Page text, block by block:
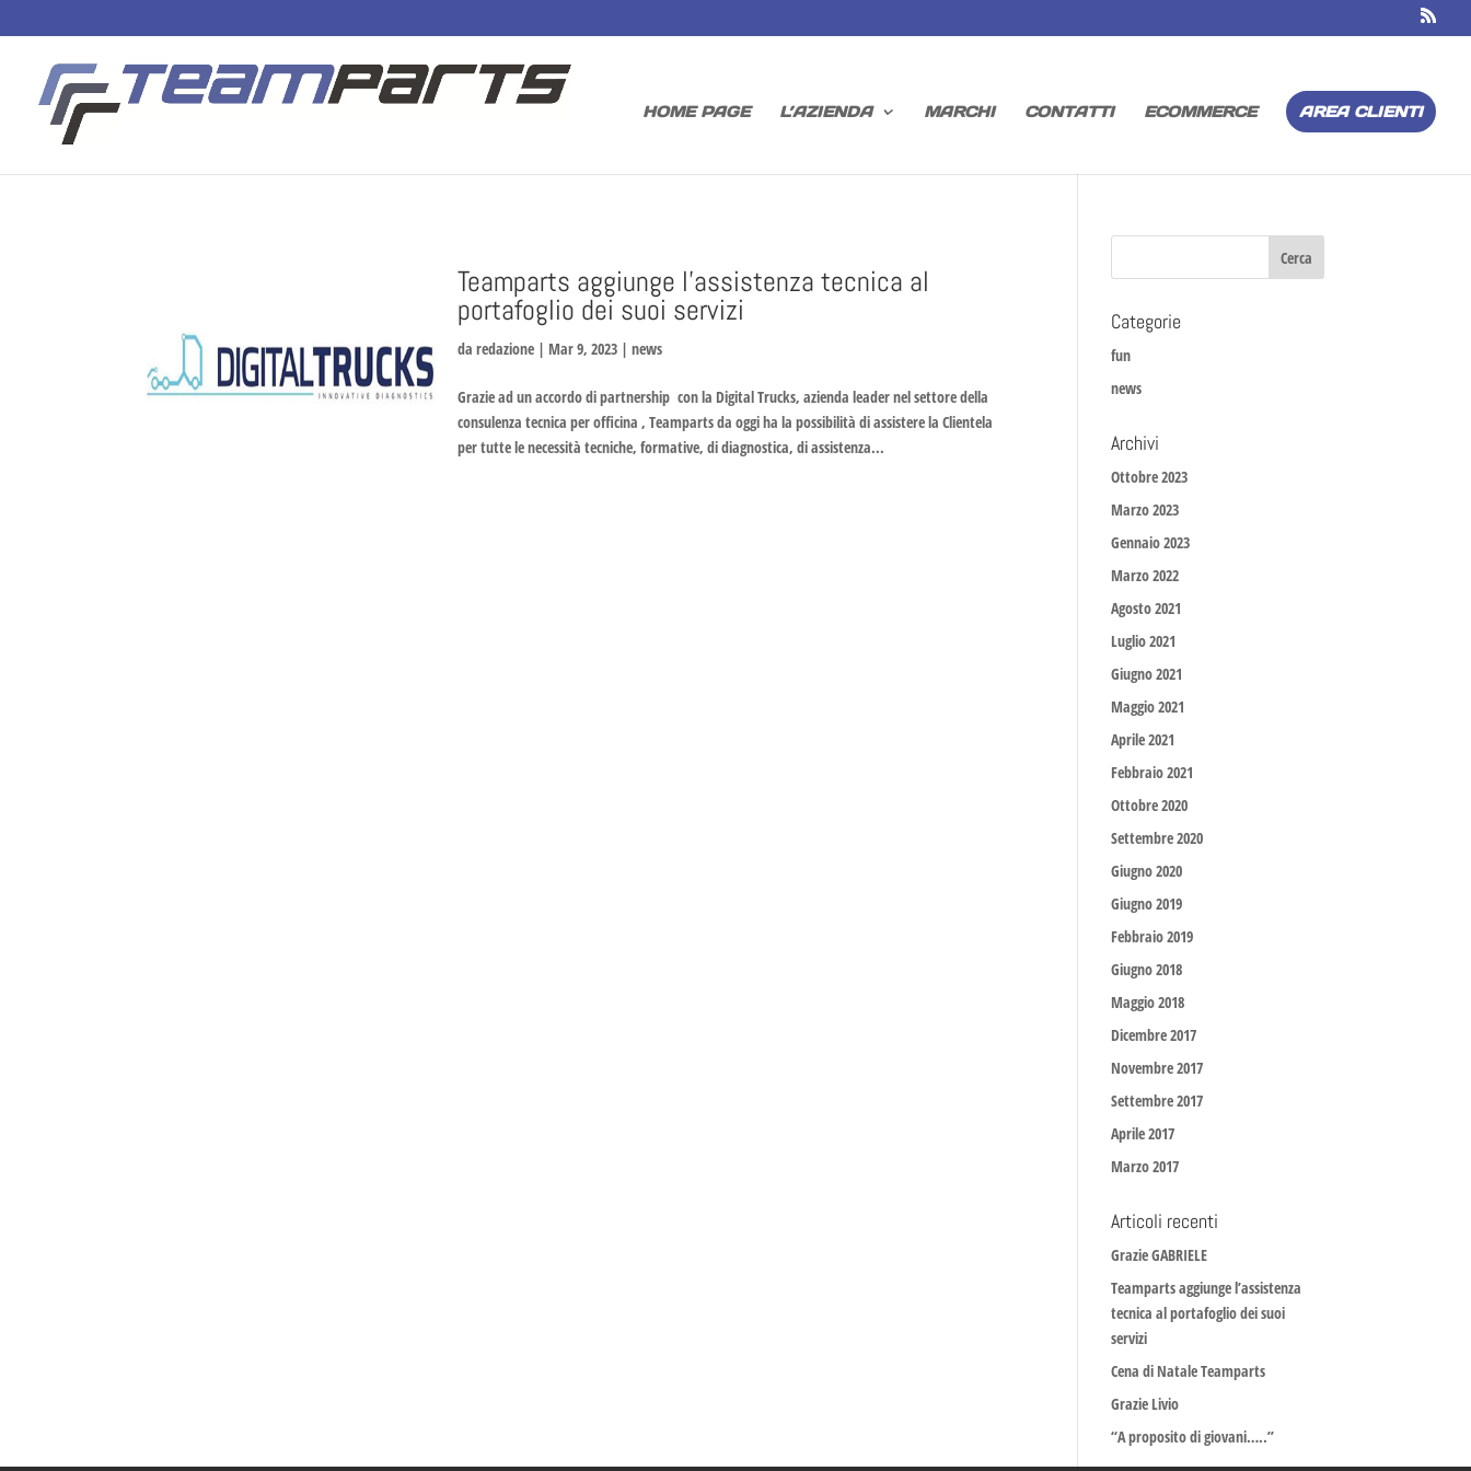
HOME PAGE L’AZIENDA MARCHI CONTATTI ECOMMERCE AREA CLIENTI
Teamparts aggiunge l’assistenza tecnica al
portafoglio dei suoi servizi
daredazione | Mar 9, 2023 |news
Grazie ad un accordo di partnership con la Digital Trucks, azienda leader nel settore della
consulenza tecnica per officina , Teamparts da oggi ha la possibilità di assistere la Clientela
per tutte le necessità tecniche, formative, di diagnostica, di assistenza...
Categorie
fun
news
Archivi
Ottobre 2023
Marzo 2023
Gennaio 2023
Marzo 2022
Agosto 2021
Luglio 2021
Giugno 2021
Maggio 2021
Aprile 2021
Febbraio 2021
Ottobre 2020
Settembre 2020
Giugno 2020
Giugno 2019
Febbraio 2019
Giugno 2018
Maggio 2018
Dicembre 2017
Novembre 2017
Settembre 2017
Aprile 2017
Marzo 2017
Articoli recenti
Grazie GABRIELE
Teamparts aggiunge l’assistenza
tecnica al portafoglio dei suoi
servizi
Cena di Natale Teamparts
Grazie Livio
“A proposito di giovani…..”